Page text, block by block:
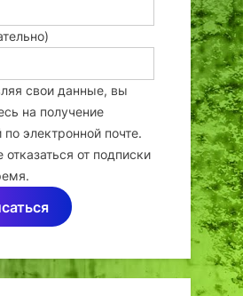
свои данные, вы
на получение
электронной почте.
от подписки